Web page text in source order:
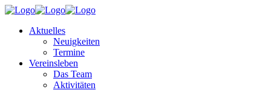
Aktuelles
Neuigkeiten
Termine
Vereinsleben
Das Team
Aktivitäten